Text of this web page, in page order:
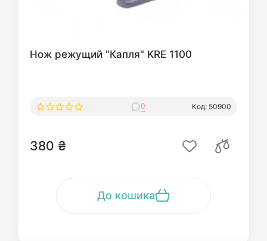
Нож режущий "Капля" KRE 1100
0 Код: 50900
380 ₴
До кошика